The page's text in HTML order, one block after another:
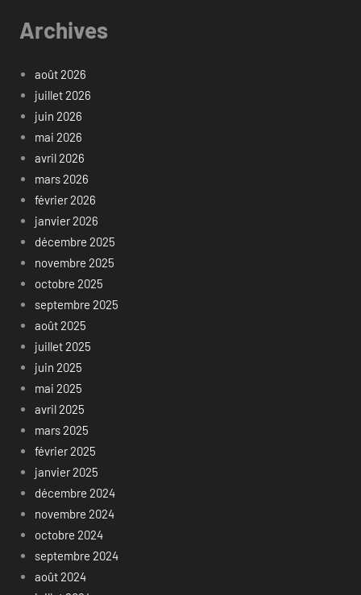
Archives
août 2026
juillet 2026
juin 2026
mai 2026
avril 2026
mars 2026
février 2026
janvier 2026
décembre 2025
novembre 2025
octobre 2025
septembre 2025
août 2025
juillet 2025
juin 2025
mai 2025
avril 2025
mars 2025
février 2025
janvier 2025
décembre 2024
novembre 2024
octobre 2024
septembre 2024
août 2024